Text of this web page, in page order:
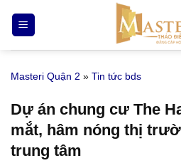
qua
nội
Masteri Quận 2 » Tin tức bds
Dự án chung cư The
mắt, hâm nóng thị
trung tâm